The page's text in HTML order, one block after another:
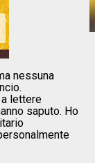
nessuna
lettere
saputo. Ho